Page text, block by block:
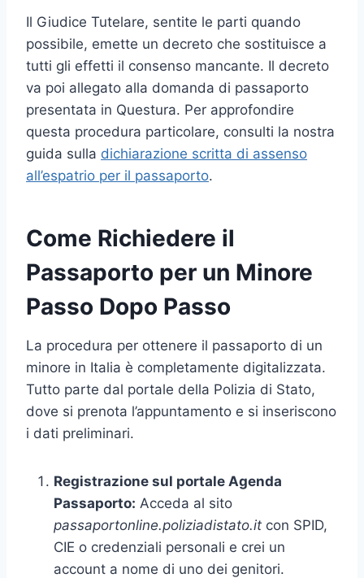
Il Giudice Tutelare, sentite le parti quando
possibile, emette un decreto che sostituisce a
tutti gli effetti il consenso mancante. Il decreto
va poi allegato alla domanda di passaporto
presentata in Questura. Per approfondire
questa procedura particolare, consulti la nostra
guida sulla dichiarazione scritta di assenso
all’espatrio per il passaporto.
Come Richiedere il
Passaporto per un Minore
Passo Dopo Passo
La procedura per ottenere il passaporto di un
minore in Italia è completamente digitalizzata.
Tutto parte dal portale della Polizia di Stato,
dove si prenota l’appuntamento e si inseriscono
i dati preliminari.
Registrazione sul portale Agenda
Passaporto: Acceda al sito
passaportonline.poliziadistato.it con SPID,
CIE o credenziali personali e crei un
account a nome di uno dei genitori.